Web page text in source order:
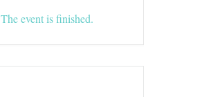
The event is finished.